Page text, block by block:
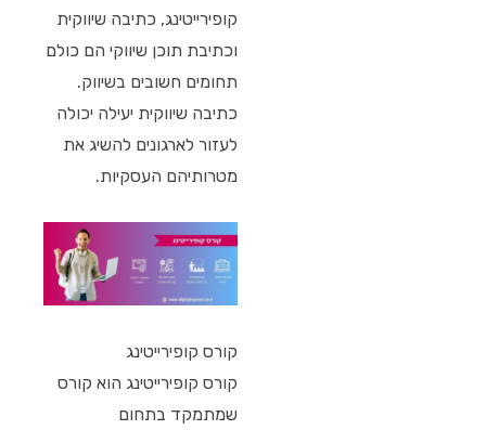
קופירייטינג, כתיבה שיווקית
וכתיבת תוכן שיווקי הם כולם
תחומים חשובים בשיווק.
כתיבה שיווקית יעילה יכולה
לעזור לארגונים להשיג את
מטרותיהם העסקיות.
קורס קופירייטינג
קורס קופירייטינג הוא קורס
שמתמקד בתחום